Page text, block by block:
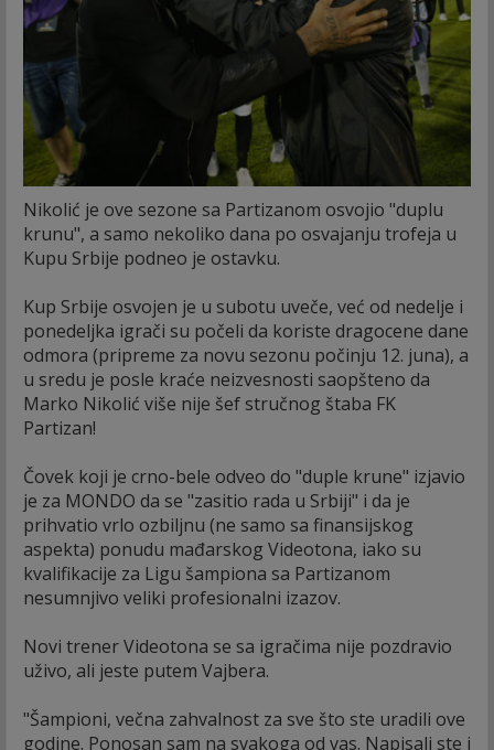
Nikolić je ove sezone sa Partizanom osvojio "duplu
krunu", a samo nekoliko dana po osvajanju trofeja u
Kupu Srbije podneo je ostavku.
Kup Srbije osvojen je u subotu uveče, već od nedelje i
ponedeljka igrači su počeli da koriste dragocene dane
odmora (pripreme za novu sezonu počinju 12. juna), a
u sredu je posle kraće neizvesnosti saopšteno da
Marko Nikolić više nije šef stručnog štaba FK
Partizan!
Čovek koji je crno-bele odveo do "duple krune" izjavio
je za MONDO da se "zasitio rada u Srbiji" i da je
prihvatio vrlo ozbiljnu (ne samo sa finansijskog
aspekta) ponudu mađarskog Videotona, iako su
kvalifikacije za Ligu šampiona sa Partizanom
nesumnjivo veliki profesionalni izazov.
Novi trener Videotona se sa igračima nije pozdravio
uživo, ali jeste putem Vajbera.
"Šampioni, večna zahvalnost za sve što ste uradili ove
godine. Ponosan sam na svakoga od vas. Napisali ste i